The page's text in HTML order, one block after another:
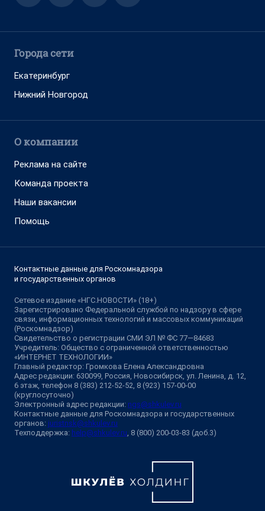
Города сети
Екатеринбург
Нижний Новгород
О компании
Реклама на сайте
Команда проекта
Наши вакансии
Помощь
Контактные данные для Роскомнадзора
и государственных органов
Сетевое издание «НГС.НОВОСТИ» (18+)
Зарегистрировано Федеральной службой по надзору в сфере
связи, информационных технологий и массовых коммуникаций
(Роскомнадзор)
Свидетельство о регистрации СМИ ЭЛ № ФС 77—84683
Учредитель: Общество с ограниченной ответственностью
«ИНТЕРНЕТ ТЕХНОЛОГИИ»
Главный редактор: Громкова Елена Александровна
Адрес редакции: 630099, Россия, Новосибирск, ул. Ленина, д. 12,
6 этаж, телефон 8 (383) 212-52-52, 8 (923) 157-00-00
(круглосуточно)
Электронный адрес редакции: ngs@shkulev.ru
Контактные данные для Роскомнадзора и государственных
органов: juristnsk@shkulev.ru
Техподдержка: help@shkulev.ru, 8 (800) 200-03-83 (доб.3)